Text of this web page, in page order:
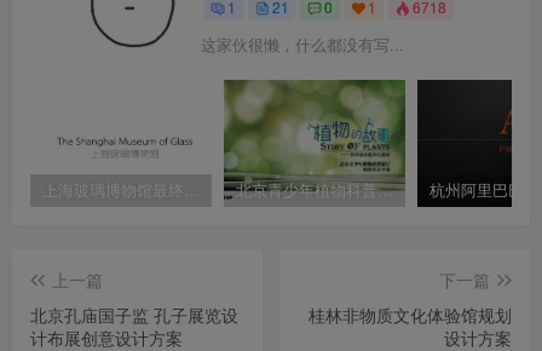
1 21 0 1 6718
这家伙很懒，什么都没有写...
上海玻璃博物馆最终策划设计方案 北京青少年植物科普展厅展陈设计方案
上一篇
北京孔庙国子监 孔子展览设
计布展创意设计方案
下一篇
桂林非物质文化体验馆规划
设计方案